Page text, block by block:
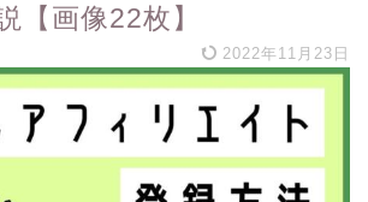
【画像22枚】
2022年11月23日